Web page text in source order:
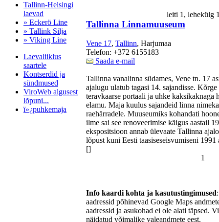
Tallinn-Helsingi
laevad
» Eckerö Line
» Tallink Silja
» Viking Line
Laevaliiklus
saartele
Kontserdid ja
sündmused
ViroWeb algusest
lõpuni...
ï»¿puhkemaja
leiti 1,
Tallinna Linnamuuseum
Vene 17, Tallinn, Harjumaa
Telefon: +372 6155183
Saada e-mail
Tallinna vanalinna südames, Vene tn. 17
ajalugu ulatub tagasi 14. sajandisse.
teravkaarse portaali ja uhke kaksikaknaga
elamu. Maja kuulus sajandeid linna
raehärradele. Muuseumiks kohandati
ilme sai see renoveerimise käigus aastail
ekspositsioon annab ülevaate Tallinna
lõpust kuni Eesti taasiseseisvumiseni 1991
[]
1
Info kaardi kohta ja kasutustingimused
aadressid põhinevad Google Maps
aadressid ja asukohad ei ole alati täpsed.
näidatud võimalike valeandmete eest.